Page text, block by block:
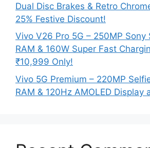
Dual Disc Brakes & Retro
25% Festive Discount!
Vivo V26 Pro 5G – 250MP Sony
RAM & 160W Super Fast
₹10,999 Only!
Vivo 5G Premium – 220MP
RAM & 120Hz AMOLED Display